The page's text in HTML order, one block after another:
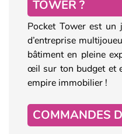
TOWER ?
Pocket Tower est un
d’entreprise
bâtiment en pleine
œil sur ton budget et
empire immobilier !
COMMANDES